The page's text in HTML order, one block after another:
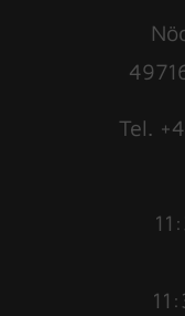
Tel.